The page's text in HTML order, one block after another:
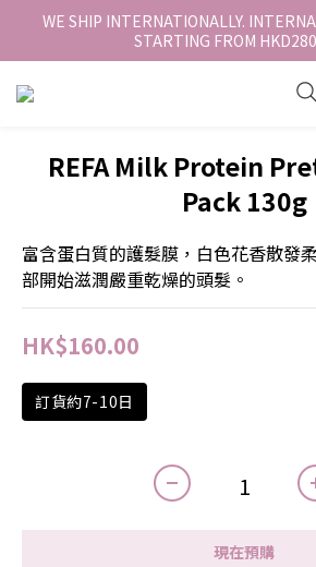
香港地區全店免運。免運費適用於香港順
件。
WE SHIP INTERNATIONALLY.
STARTING FROM
香港地區全店免運。免運費適用於香港順
REFA Milk Protein
Pack 130g
富含蛋白質的護髮膜，白色花香散發
部開始滋潤嚴重乾燥的頭髮。
HK$160.00
訂貨約7-10日
現在預購